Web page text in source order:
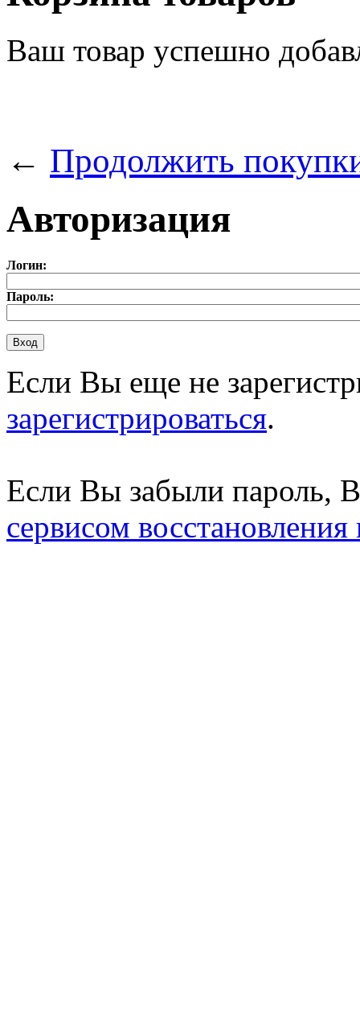
Ваш товар успешно
← Продолжить
Авторизация
Логин:
Пароль:
Если Вы еще не
зарегистрироваться.
Если Вы забыли пароль,
сервисом восстановления